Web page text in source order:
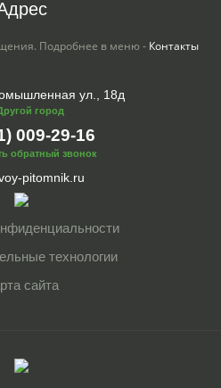
Подробнее в меню - Контакты
ул., 18д
город
009-29-16
обратный звонок
pitomnik.ru
технологии
сайта